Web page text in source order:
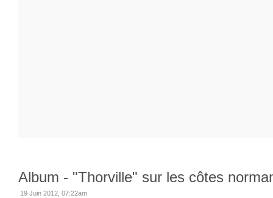
Album - "Thorville" sur les côtes
19 Juin 2012, 07:22am